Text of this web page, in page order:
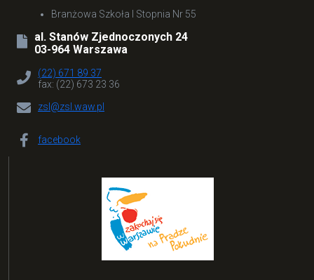
Branżowa Szkoła I Stopnia Nr 55
al. Stanów Zjednoczonych 24
03-964 Warszawa
(22) 671 89 37
fax: (22) 673 23 36
zsl@zsl.waw.pl
facebook